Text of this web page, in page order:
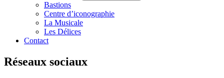
Bastions
Centre d’iconographie
La Musicale
Les Délices
Contact
Réseaux sociaux